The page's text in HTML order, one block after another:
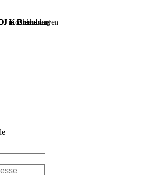
in Bremen
in Bremerhaven
in Cuxhaven
in Oldenburg
Kosten